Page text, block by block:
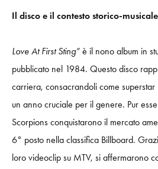
Il disco e il contesto storico-musicale
Love At First Sting” è il nono album in
pubblicato nel 1984. Questo disco
carriera, consacrandoli come superstar
un anno cruciale per il genere. Pur
Scorpions conquistarono il mercato
6° posto nella classifica Billboard.
loro videoclip su MTV, si affermarono